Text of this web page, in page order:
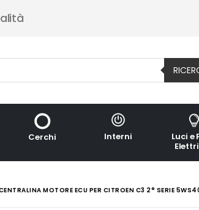
Cerchi Interni
Luci e
MOTORE ECU PER CITROEN C3 2° SERIE